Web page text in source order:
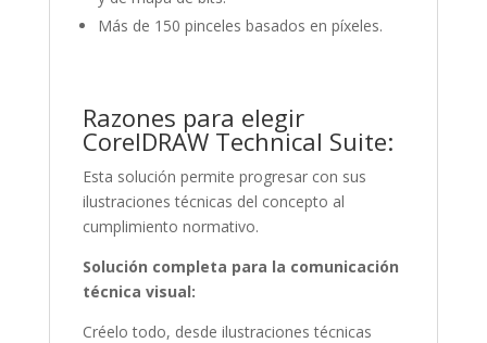
Más de 150 pinceles basados en píxeles.
Razones para elegir
CorelDRAW Technical Suite:
Esta solución permite progresar con sus
ilustraciones técnicas del concepto al
cumplimiento normativo.
Solución completa para la comunicación
técnica visual:
Créelo todo, desde ilustraciones técnicas